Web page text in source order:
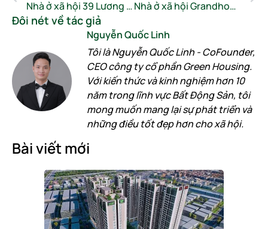
Nhà ở xã hội 39 Lương Khánh Thiện – Thông tin và giá bán
Nhà ở xã hội Grandhome Yên Phong – Thông tin và giá bán
Đôi nét về tác giả
Nguyễn Quốc Linh
Tôi là Nguyễn Quốc Linh - CoFounder,
CEO công ty cổ phần Green Housing.
Với kiến thức và kinh nghiệm hơn 10
năm trong lĩnh vực Bất Động Sản, tôi
mong muốn mang lại sự phát triển và
những điều tốt đẹp hơn cho xã hội.
Bài viết mới